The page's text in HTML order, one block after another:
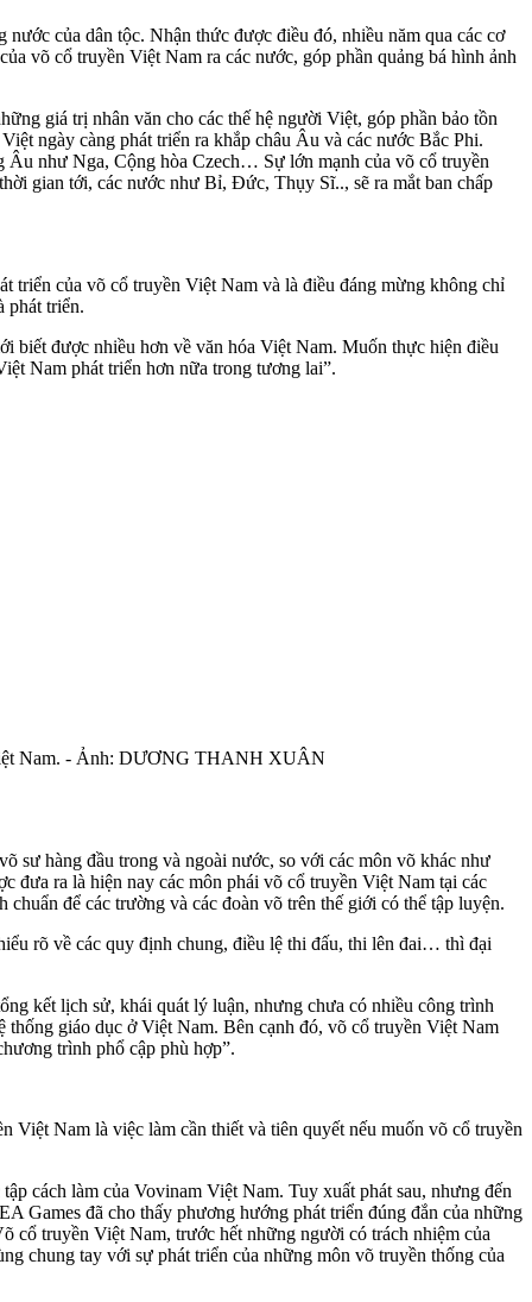
của dân tộc. Nhận thức được điều đó, nhiều năm qua các cơ
võ cổ truyền Việt Nam ra các nước, góp phần quảng bá hình ảnh
giá trị nhân văn cho các thế hệ người Việt, góp phần bảo tồn
ngày càng phát triển ra khắp châu Âu và các nước Bắc Phi.
Âu như Nga, Cộng hòa Czech… Sự lớn mạnh của võ cổ truyền
gian tới, các nước như Bỉ, Đức, Thụy Sĩ.., sẽ ra mắt ban chấp
triển của võ cổ truyền Việt Nam và là điều đáng mừng không chỉ
phát triển.
biết được nhiều hơn về văn hóa Việt Nam. Muốn thực hiện điều
Nam phát triển hơn nữa trong tương lai”.
Nam. - Ảnh: DƯƠNG THANH XUÂN
sư hàng đầu trong và ngoài nước, so với các môn võ khác như
đưa ra là hiện nay các môn phái võ cổ truyền Việt Nam tại các
để các trường và các đoàn võ trên thế giới có thể tập luyện.
rõ về các quy định chung, điều lệ thi đấu, thi lên đai… thì đại
kết lịch sử, khái quát lý luận, nhưng chưa có nhiều công trình
thống giáo dục ở Việt Nam. Bên cạnh đó, võ cổ truyền Việt Nam
trình phổ cập phù hợp”.
Việt Nam là việc làm cần thiết và tiên quyết nếu muốn võ cổ truyền
cách làm của Vovinam Việt Nam. Tuy xuất phát sau, nhưng đến
Games đã cho thấy phương hướng phát triển đúng đắn của những
cổ truyền Việt Nam, trước hết những người có trách nhiệm của
chung tay với sự phát triển của những môn võ truyền thống của